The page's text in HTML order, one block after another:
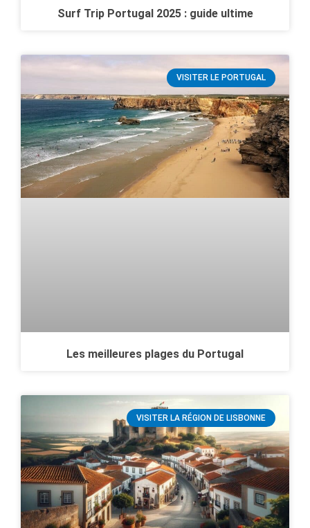
Surf Trip Portugal 2025 : guide ultime
VISITER LE PORTUGAL
Les meilleures plages du Portugal
VISITER LA RÉGION DE LISBONNE